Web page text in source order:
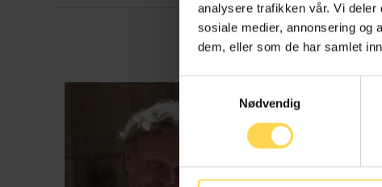
analysere trafikken vår. Vi
sosiale medier, annonsering og
dem, eller som de har samlet
Samtykkevalg
Nødvendig